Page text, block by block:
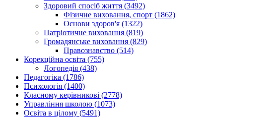
Здоровий спосіб життя (3492)
Фізичне виховання, спорт (1862)
Основи здоров'я (1322)
Патріотичне виховання (819)
Громадянське виховання (829)
Правознавство (514)
Корекційна освіта (755)
Логопедія (438)
Педагогіка (1786)
Психологія (1400)
Класному керівникові (2778)
Управління школою (1073)
Освіта в цілому (5491)